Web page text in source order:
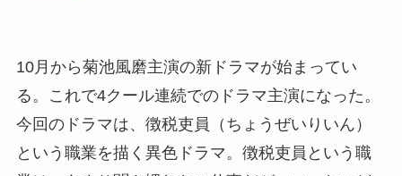
10月から菊池風磨主演の新ドラマが始まってい
る。これで4クール連続でのドラマ主演になった。
今回のドラマは、徴税吏員（ちょうぜいりいん）
という職業を描く異色ドラマ。徴税吏員という職